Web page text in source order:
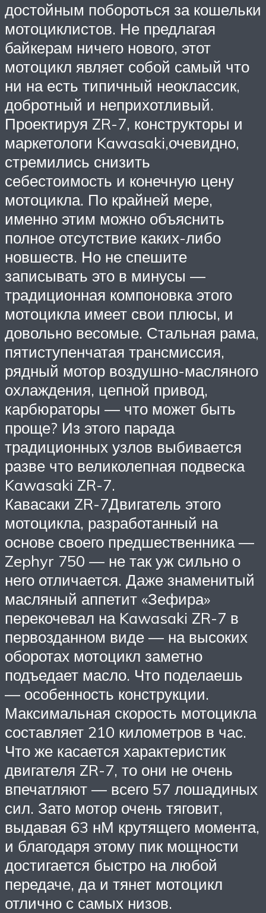
достойным побороться за кошельки
мотоциклистов. Не предлагая
байкерам ничего нового, этот
мотоцикл являет собой самый что
ни на есть типичный неоклассик,
добротный и неприхотливый.
Проектируя ZR-7, конструкторы и
маркетологи Kawasaki,очевидно,
стремились снизить
себестоимость и конечную цену
мотоцикла. По крайней мере,
именно этим можно объяснить
полное отсутствие каких-либо
новшеств. Но не спешите
записывать это в минусы —
традиционная компоновка этого
мотоцикла имеет свои плюсы, и
довольно весомые. Стальная рама,
пятиступенчатая трансмиссия,
рядный мотор воздушно-масляного
охлаждения, цепной привод,
карбюраторы — что может быть
проще? Из этого парада
традиционных узлов выбивается
разве что великолепная подвеска
Kawasaki ZR-7.
Кавасаки ZR-7Двигатель этого
мотоцикла, разработанный на
основе своего предшественника —
Zephyr 750 — не так уж сильно о
него отличается. Даже знаменитый
масляный аппетит «Зефира»
перекочевал на Kawasaki ZR-7 в
первозданном виде — на высоких
оборотах мотоцикл заметно
подъедает масло. Что поделаешь
— особенность конструкции.
Максимальная скорость мотоцикла
составляет 210 километров в час.
Что же касается характеристик
двигателя ZR-7, то они не очень
впечатляют — всего 57 лошадиных
сил. Зато мотор очень тяговит,
выдавая 63 нМ крутящего момента,
и благодаря этому пик мощности
достигается быстро на любой
передаче, да и тянет мотоцикл
отлично с самых низов.